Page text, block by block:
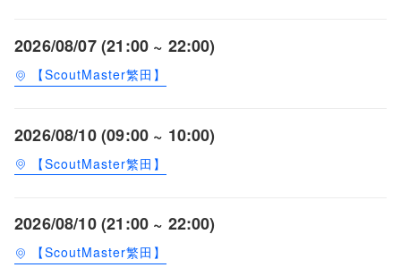
2026/08/07 (21:00 ~ 22:00)
【ScoutMaster繁田】
2026/08/10 (09:00 ~ 10:00)
【ScoutMaster繁田】
2026/08/10 (21:00 ~ 22:00)
【ScoutMaster繁田】